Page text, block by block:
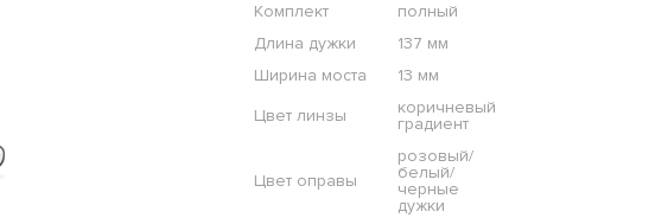
Комплект
полный
Длина дужки
137 мм
Ширина моста
13 мм
Цвет линзы
коричневый
градиент
Цвет оправы
розовый/
белый/
черные
дужки